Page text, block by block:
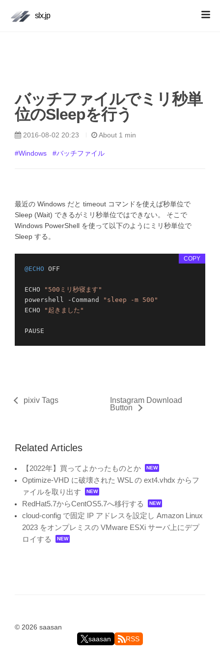
slx.jp
バッチファイルでミリ秒単
位のSleepを行う
2016-08-02 20:23 About 1 min
#Windows #バッチファイル
最近の Windows だと timeout コマンドを使えば秒単位で
Sleep (Wait) できるがミリ秒単位ではできない。 そこで
Windows PowerShell を使って以下のようにミリ秒単位で
Sleep する。
@ECHO OFF
ECHO
"500ミリ秒寝ます"
powershell -Command
"sleep -m 500"
ECHO
"起きました"
COPY
pixiv Tags
Instagram Download
Button
Related Articles
【2022年】買ってよかったものとか
Optimize-VHD に破壊された WSL の ext4.vhdx からフ
ァイルを取り出す
RedHat5.7からCentOS5.7へ移行する
cloud-config で固定 IP アドレスを設定し Amazon Linux
2023 をオンプレミスの VMware ESXi サーバ上にデプ
ロイする
© 2026 saasan
saasan
RSS